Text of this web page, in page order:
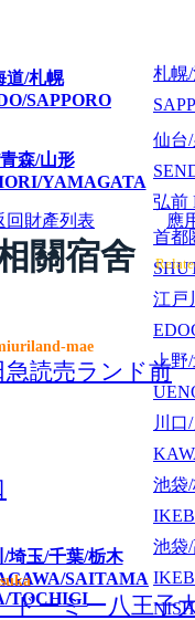
道/札幌
SAPPORO
札幌
森/山形
YAMAGATA
仙台
弘前
埼玉/千葉/栃木
SAITAMA
TOCHIGI
首都
江戸
上野
川口
池袋
池袋
財產列表 應
關宿舍
mae
急読売ランド前
ドーミー八王子